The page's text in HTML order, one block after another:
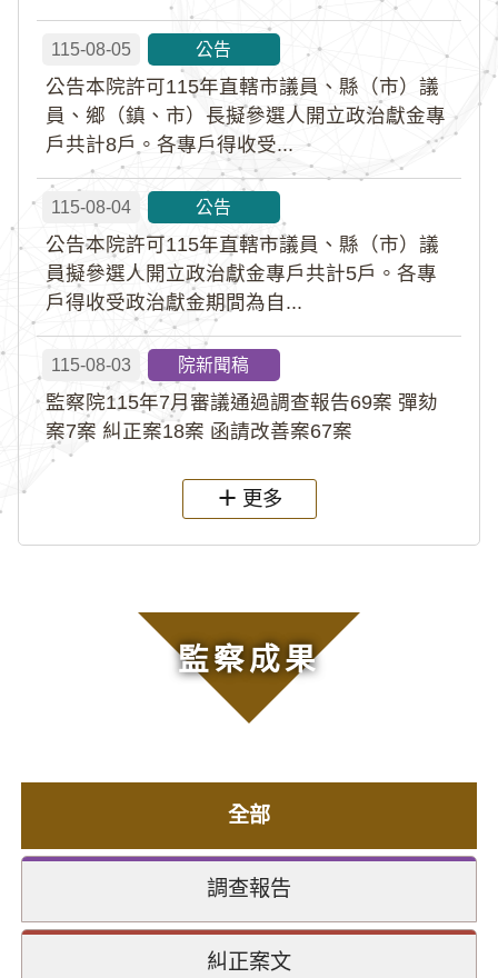
115-08-05 公告
公告本院許可115年直轄市議員、縣（市）議
員、鄉（鎮、市）長擬參選人開立政治獻金專
戶共計8戶。各專戶得收受...
115-08-04 公告
公告本院許可115年直轄市議員、縣（市）議
員擬參選人開立政治獻金專戶共計5戶。各專
戶得收受政治獻金期間為自...
115-08-03 院新聞稿
監察院115年7月審議通過調查報告69案 彈劾
案7案 糾正案18案 函請改善案67案
更多
監察成果
全部
調查報告
糾正案文